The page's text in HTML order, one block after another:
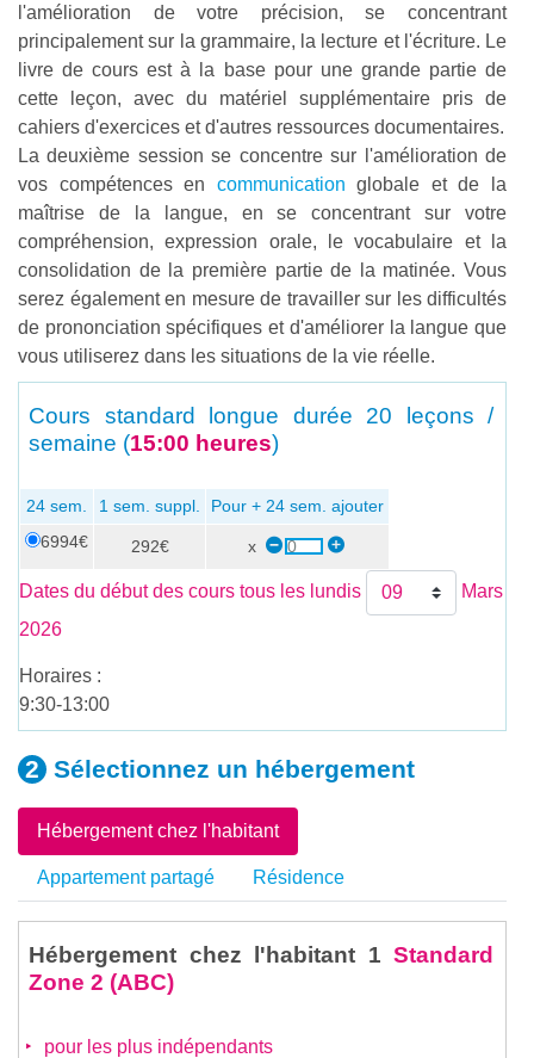
l'amélioration de votre précision, se concentrant
principalement sur la grammaire, la lecture et l'écriture. Le
livre de cours est à la base pour une grande partie de
cette leçon, avec du matériel supplémentaire pris de
cahiers d'exercices et d'autres ressources documentaires.
La deuxième session se concentre sur l'amélioration de
vos compétences en communication globale et de la
maîtrise de la langue, en se concentrant sur votre
compréhension, expression orale, le vocabulaire et la
consolidation de la première partie de la matinée. Vous
serez également en mesure de travailler sur les difficultés
de prononciation spécifiques et d'améliorer la langue que
vous utiliserez dans les situations de la vie réelle.
Cours standard longue durée 20 leçons /
semaine (15:00 heures)
24 sem. 1 sem. suppl.
Pour + 24 sem. ajouter
6994€
292€ x
Dates du début des cours tous les lundis
Mars
2026
Horaires :
9:30-13:00
Sélectionnez un hébergement
Hébergement chez l'habitant
Appartement partagé Résidence
Hébergement chez l'habitant 1 Standard
Zone 2 (ABC)
pour les plus indépendants